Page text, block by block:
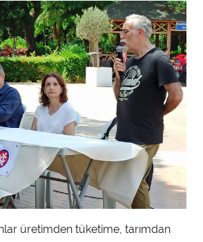
üretimden tüketime, tarımdan